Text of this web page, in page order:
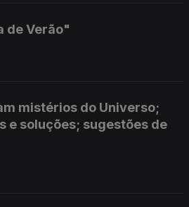
de Verão"
mistérios do Universo;
e soluções; sugestões de